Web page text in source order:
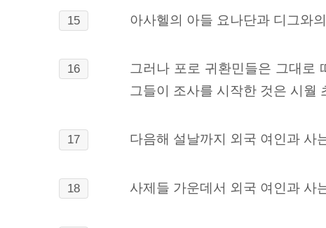
15 아사헬의 아들 요나단과 디그와
16
그러나 포로 귀환민들은 그대로
그들이 조사를 시작한 것은 시월
17 다음해 설날까지 외국 여인과 사
18 사제들 가운데서 외국 여인과 사